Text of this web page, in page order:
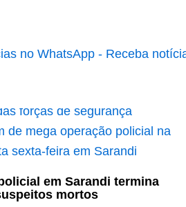
em Sarandi termina
mortos